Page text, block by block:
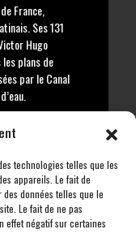
technologies telles que les
appareils. Le fait de
données telles que le
Le fait de ne pas
effet négatif sur certaines
France,
Ses 131
Hugo
plans de
par le Canal